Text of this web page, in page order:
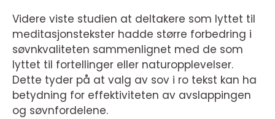
Videre viste studien at deltakere som lyttet til
meditasjonstekster hadde større forbedring i
søvnkvaliteten sammenlignet med de som
lyttet til fortellinger eller naturopplevelser.
Dette tyder på at valg av sov i ro tekst kan ha
betydning for effektiviteten av avslappingen
og søvnfordelene.